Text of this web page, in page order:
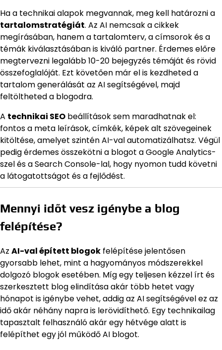
Ha a technikai alapok megvannak, meg kell határozni a
tartalomstratégiát. Az AI nemcsak a cikkek
megírásában, hanem a tartalomterv, a címsorok és a
témák kiválasztásában is kiváló partner. Érdemes előre
megtervezni legalább 10-20 bejegyzés témáját és rövid
összefoglalóját. Ezt követően már el is kezdheted a
tartalom generálását az AI segítségével, majd
feltöltheted a blogodra.
A technikai SEO beállítások sem maradhatnak el:
fontos a meta leírások, címkék, képek alt szövegeinek
kitöltése, amelyet szintén AI-val automatizálhatsz. Végül
pedig érdemes összekötni a blogot a Google Analytics-
szel és a Search Console-lal, hogy nyomon tudd követni
a látogatottságot és a fejlődést.
Mennyi időt vesz igénybe a blog
felépítése?
Az AI-val épített blogok felépítése jelentősen
gyorsabb lehet, mint a hagyományos módszerekkel
dolgozó blogok esetében. Míg egy teljesen kézzel írt és
szerkesztett blog elindítása akár több hetet vagy
hónapot is igénybe vehet, addig az AI segítségével ez az
idő akár néhány napra is lerövidíthető. Egy technikailag
tapasztalt felhasználó akár egy hétvége alatt is
felépíthet egy jól működő AI blogot.